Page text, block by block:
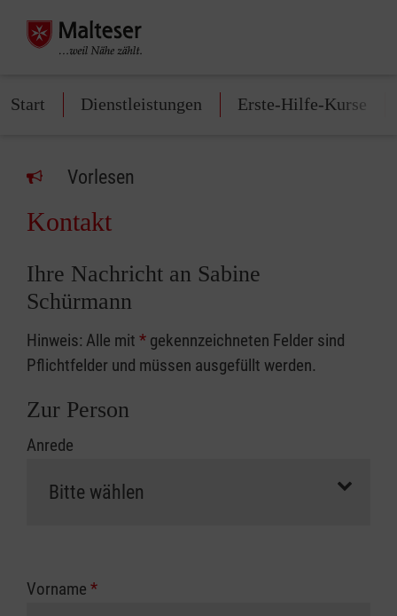
Start Dienstleistungen Erste-Hilfe-Kurse
Vorlesen
Kontakt
Ihre Nachricht an Sabine
Schürmann
Hinweis: Alle mit * gekennzeichneten Felder sind
Pflichtfelder und müssen ausgefüllt werden.
Zur Person
Anrede
Vorname *